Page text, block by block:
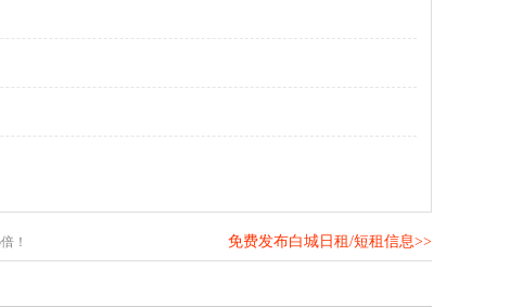
！ 免费发布白城日租/短租信息>>